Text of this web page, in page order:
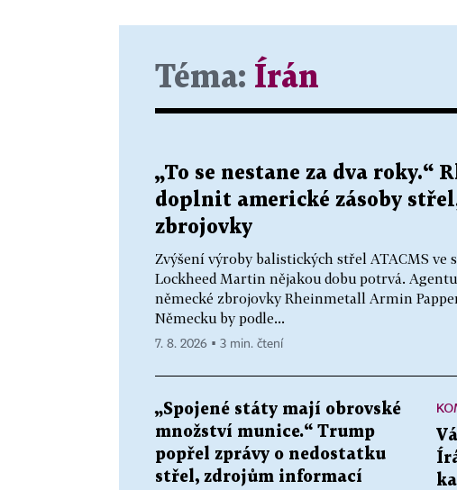
Téma: Írán
„To se nestane za dva roky.“
doplnit americké zásoby
zbrojovky
Zvýšení výroby balistických střel ATACMS
Lockheed Martin nějakou dobu potrvá.
německé zbrojovky Rheinmetall Armin
Německu by podle...
7. 8. 2026 ▪ 3 min. čtení
„Spojené státy mají obrovské
množství munice.“ Trump
popřel zprávy o nedostatku
střel, zdrojům informací